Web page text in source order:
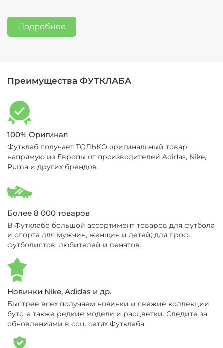
Подробнее
Преимущества ФУТКЛАБА
100% Оригинал
Футклаб получает ТОЛЬКО оригинальный товар
напрямую из Европы от производителей Adidas, Nike,
Puma и других брендов.
Более 8 000 товаров
В Футклабе большой ассортимент товаров для футбола
и спорта для мужчин, женщин и детей; для проф.
футболистов, любителей и фанатов.
Новинки Nike, Adidas и др.
Быстрее всех получаем новинки и свежие коллекции
бутс, а также редкие модели и расцветки. Следите за
обновлениями в соц. сетях Футклаба.